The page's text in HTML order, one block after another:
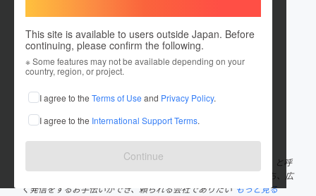
This site is available to users outside Japan. Before
continuing, please confirm the following.
※ Some features may not be available depending on your
country, region, or project.
I agree to the Terms of Use and Privacy Policy.
I agree to the International Support Terms.
Continue
furutorigotsu
これまでに1回支援して1件のプロジェクトを投稿しています
在住国：日本 現在地：未設定
出身国：日本 出身地：未設定
「旧」という字の旧漢字「舊」の「隹」という部位が「ふるとり」と呼
ばれます。 古き良き魅力が詰まった、地方から鳥のように飛び立ち、広
く発信をするお手伝いができ、頼られる会社でありたい もっと見る